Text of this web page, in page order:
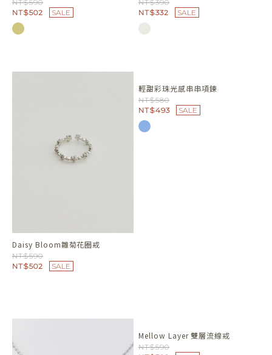
NT$590
NT$502
SALE
NT$390
NT$332
SALE
Daisy Bloom雛菊花圈戒
NT$590
NT$502
SALE
輕甜彩珠光感串串項鍊
NT$580
NT$493
SALE
Mellow Layer 雙層流線戒
NT$590